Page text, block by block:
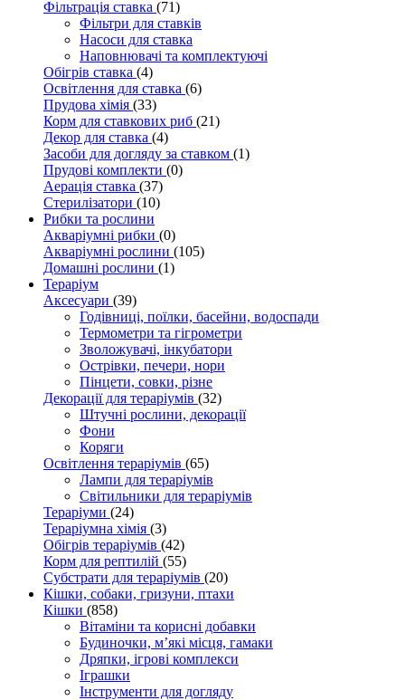
Фільтрація ставка (71)
Фільтри для ставків
Насоси для ставка
Наповнювачі та комплектуючі
Обігрів ставка (4)
Освітлення для ставка (6)
Прудова хімія (33)
Корм для ставкових риб (21)
Декор для ставка (4)
Засоби для догляду за ставком (1)
Прудові комплекти (0)
Аерація ставка (37)
Стерилізатори (10)
Рибки та рослини
Акваріумні рибки (0)
Акваріумні рослини (105)
Домашні рослини (1)
Тераріум
Аксесуари (39)
Годівниці, поїлки, басейни, водоспади
Термометри та гігрометри
Зволожувачі, інкубатори
Острівки, печери, нори
Пінцети, совки, різне
Декорації для тераріумів (32)
Штучні рослини, декорації
Фони
Коряги
Освітлення тераріумів (65)
Лампи для тераріумів
Світильники для тераріумів
Тераріуми (24)
Тераріумна хімія (3)
Обігрів тераріумів (42)
Корм для рептилій (55)
Субстрати для тераріумів (20)
Кішки, собаки, гризуни, птахи
Кішки (858)
Вітаміни та корисні добавки
Будиночки, м’які місця, гамаки
Дряпки, ігрові комплекси
Іграшки
Інструменти для догляду